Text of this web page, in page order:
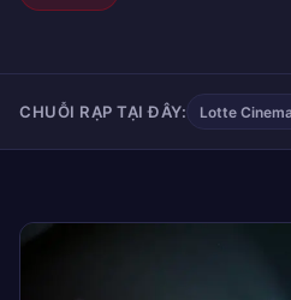
CHUỖI RẠP TẠI ĐÂY: Lotte Cinema